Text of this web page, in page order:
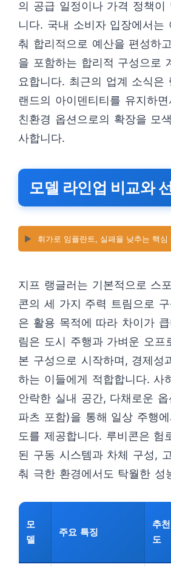
의 공급 일정이나 가격 정책이
니다. 국내 소비자 입장에서는
춰 합리적으로 예산을 편성하
을 포함하는 합리적 구성으로
요합니다. 최근의 업계 소식은
랜드의 아이덴티티를 유지하
친환경 옵션으로의 확장을 모
사합니다.
모델 라인업 비교와
▶️ 휘가로 임플란트, 실패율 낮추는 핵심
지프 랭글러는 기본적으로 스
콘의 세 가지 주력 트림으로
은 활용 목적에 따라 차이가
림은 도시 주행과 가벼운 오프
본 구성으로 시작하며, 경제성
하는 이들에게 적합합니다. 사
안락한 실내 공간, 다채로운
파츠 포함)을 통해 일상 주행
도를 제공합니다. 루비콘은 험
된 구동 시스템과 차체 구성,
춰 극한 환경에서도 탁월한 성
모
델
주요 특징
추
도